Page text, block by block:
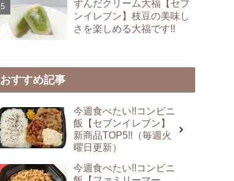
ずんだクリーム大福【セブ
ンイレブン】枝豆の美味し
さを楽しめる大福です!!
おすすめ記事
今週食べたい!!コンビニ
飯【セブンイレブン】
新商品TOP5!!（毎週火
曜日更新）
今週食べたい!!コンビニ